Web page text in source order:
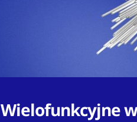
Wielofunkcyjne